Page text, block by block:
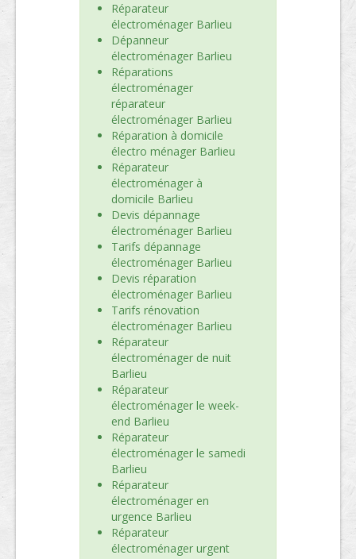
Réparateur
électroménager Barlieu
Dépanneur
électroménager Barlieu
Réparations
électroménager
réparateur
électroménager Barlieu
Réparation à domicile
électro ménager Barlieu
Réparateur
électroménager à
domicile Barlieu
Devis dépannage
électroménager Barlieu
Tarifs dépannage
électroménager Barlieu
Devis réparation
électroménager Barlieu
Tarifs rénovation
électroménager Barlieu
Réparateur
électroménager de nuit
Barlieu
Réparateur
électroménager le week-
end Barlieu
Réparateur
électroménager le samedi
Barlieu
Réparateur
électroménager en
urgence Barlieu
Réparateur
électroménager urgent